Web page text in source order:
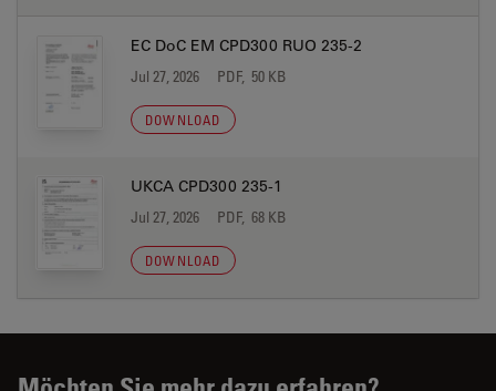
EC DoC EM CPD300 RUO 235-2
Jul 27, 2026 PDF, 50 KB
DOWNLOAD
UKCA CPD300 235-1
Jul 27, 2026 PDF, 68 KB
DOWNLOAD